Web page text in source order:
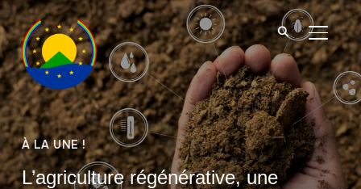
À LA UNE !
L’agriculture régénérative, une